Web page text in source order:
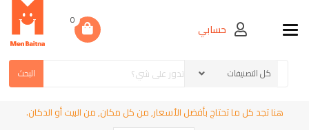
Toggle navigationحسابي
0
البحث
هنا تجد كل ما تحتاج بأفضل الأسعار, من كل مكان, من البيت أو الدكان.